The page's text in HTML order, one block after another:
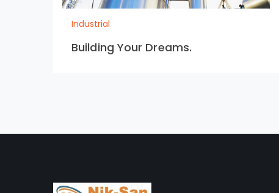
Industrial
Building Your Dreams.